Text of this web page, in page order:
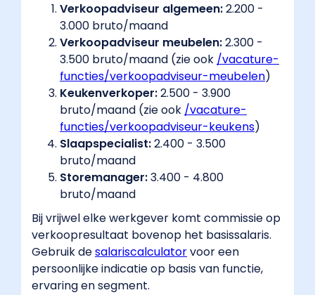
Verkoopadviseur algemeen:2.200 -
3.000 bruto/maand
Verkoopadviseur meubelen:2.300 -
3.500 bruto/maand (zie ook /vacature-
functies/verkoopadviseur-meubelen​)
Keukenverkoper:2.500 - 3.900
bruto/maand (zie ook /vacature-
functies/verkoopadviseur-keukens​)
Slaapspecialist:2.400 - 3.500
bruto/maand
Storemanager:3.400 - 4.800
bruto/maand
Bij vrijwel elke werkgever komt commissie op
verkoopresultaat bovenop het basissalaris.
Gebruik desalariscalculator​ voor een
persoonlijke indicatie op basis van functie,
ervaring en segment.